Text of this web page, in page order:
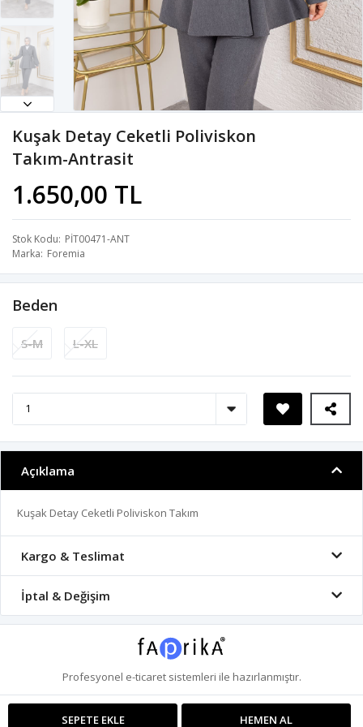
Kuşak Detay Ceketli Poliviskon
Takım-Antrasit
1.650,00 TL
Stok Kodu PİT00471-ANT
Marka Foremia
Beden
S-M L-XL
SEPETE EKLE HEMEN AL
Açıklama
Kuşak Detay Ceketli Poliviskon Takım
Kargo & Teslimat
İptal & Değişim
Profesyonel e-ticaretsistemleri ile hazırlanmıştır.